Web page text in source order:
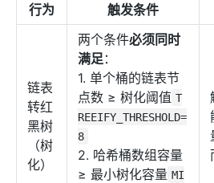
行为 触发条件
链表
转红
黑树
（树
化）
两个条件必须同时
满足 ：
1. 单个桶的链表节
点数 ≥ 树化阈值 T
REEIFY_THRESHOLD=
8
2. 哈希桶数组容量
≥ 最小树化容量 MI